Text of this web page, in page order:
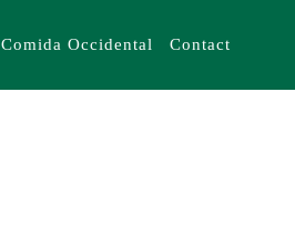
Comida Occidental Contact